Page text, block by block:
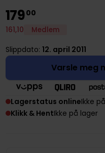
17900
161,10 Medlem
Slippdato: 12. april 2011
Varsle meg
Lagerstatus onlineIkke
Klikk & HentIkke på lager